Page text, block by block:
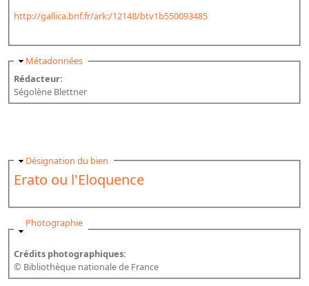
http://gallica.bnf.fr/ark:/12148/btv1b550093485
Masquer
Métadonnées
Rédacteur:
Ségolène Blettner
Masquer
Désignation du bien
Erato ou l'Eloquence
Masquer
Photographie
Crédits photographiques:
© Bibliothèque nationale de France